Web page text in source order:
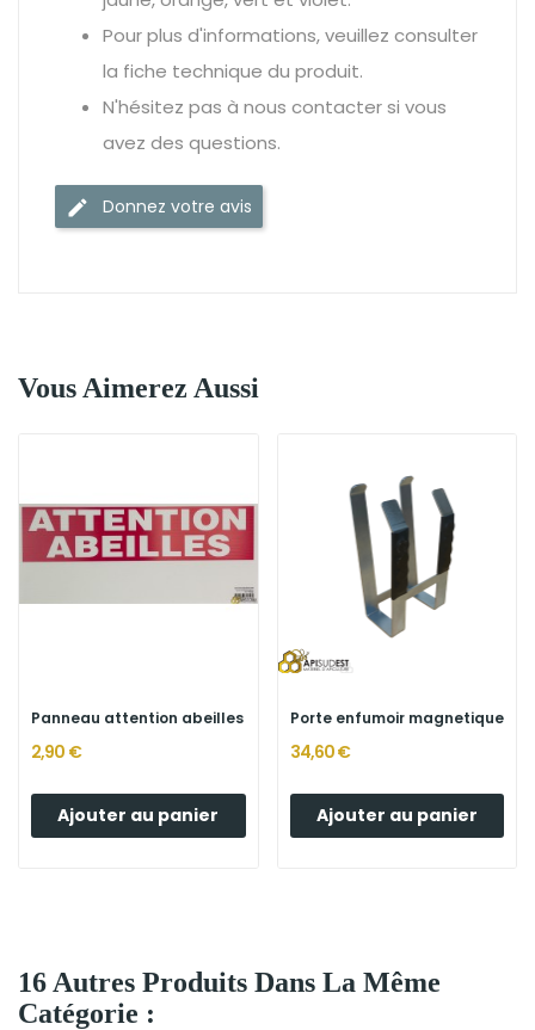
Pour plus d'informations, veuillez consulter
la fiche technique du produit.
N'hésitez pas à nous contacter si vous
avez des questions.
Donnez votre avis
Vous Aimerez Aussi
Panneau attention abeilles
2,90 €
Ajouter au panier
Porte enfumoir magnetique
34,60 €
Ajouter au panier
16 Autres Produits Dans La Même
Catégorie :